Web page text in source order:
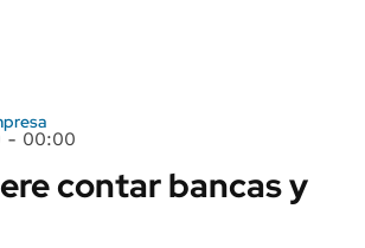
- 00:00
contar bancas y